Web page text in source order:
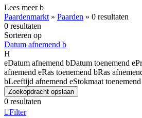
Lees meerb
Paardenmarkt » Paarden » 0 resultaten
0 resultaten
Sorteren op
Datum afnemend b
H
eDatum afnemend bDatum toenemend e
afnemend eRas toenemend bRas
bLeeftijd afnemend eStokmaat toenemend
Zoekopdracht opslaan
0 resultaten
Filter